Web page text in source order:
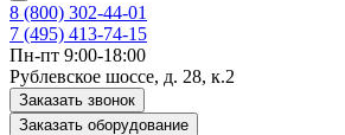
8 (800) 302-44-01
7 (495) 413-74-15
Пн-пт 9:00-18:00
Рублевское шоссе, д. 28, к.2
Заказать звонок
Заказать оборудование